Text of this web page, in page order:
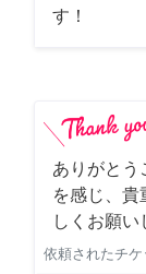
す！
ありがとう
を感じ、貴
しくお願い
依頼されたチケ